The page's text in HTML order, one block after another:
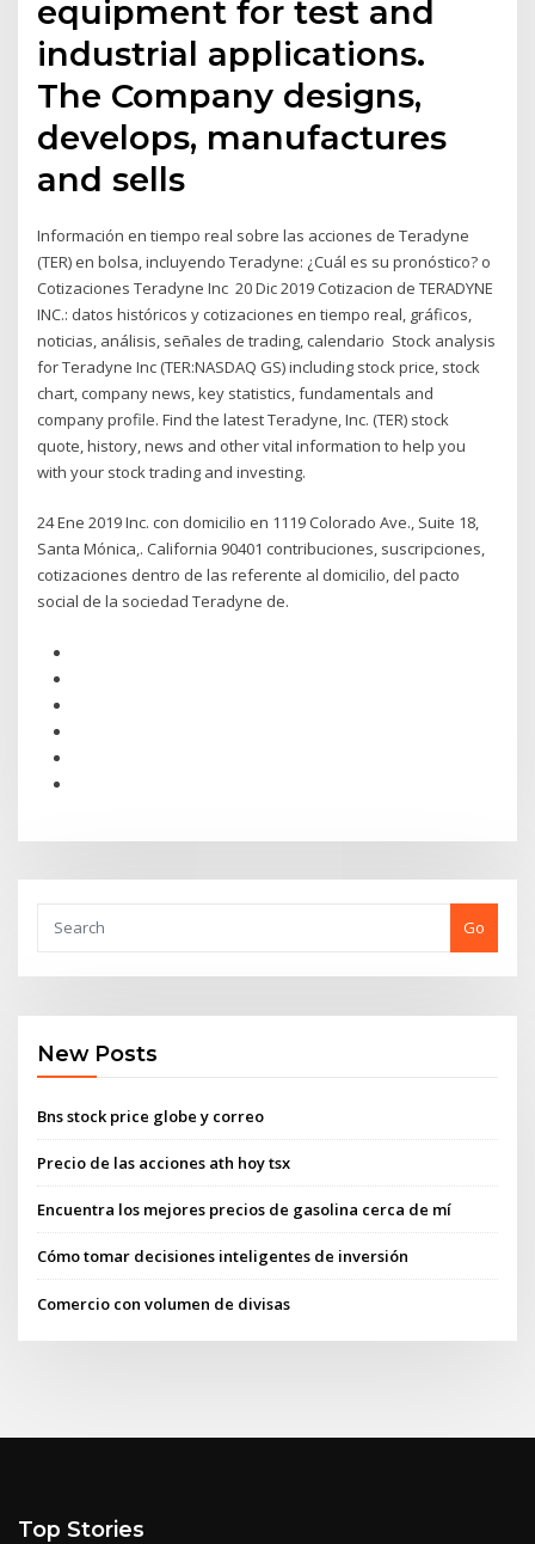
equipment for test and
industrial applications.
The Company designs,
develops, manufactures
and sells
Información en tiempo real sobre las acciones de Teradyne
(TER) en bolsa, incluyendo Teradyne: ¿Cuál es su pronóstico? o
Cotizaciones Teradyne Inc 20 Dic 2019 Cotizacion de TERADYNE
INC.: datos históricos y cotizaciones en tiempo real, gráficos,
noticias, análisis, señales de trading, calendario Stock analysis
for Teradyne Inc (TER:NASDAQ GS) including stock price, stock
chart, company news, key statistics, fundamentals and
company profile. Find the latest Teradyne, Inc. (TER) stock
quote, history, news and other vital information to help you
with your stock trading and investing.
24 Ene 2019 Inc. con domicilio en 1119 Colorado Ave., Suite 18,
Santa Mónica,. California 90401 contribuciones, suscripciones,
cotizaciones dentro de las referente al domicilio, del pacto
social de la sociedad Teradyne de.
Go
New Posts
Bns stock price globe y correo
Precio de las acciones ath hoy tsx
Encuentra los mejores precios de gasolina cerca de mí
Cómo tomar decisiones inteligentes de inversión
Comercio con volumen de divisas
Top Stories